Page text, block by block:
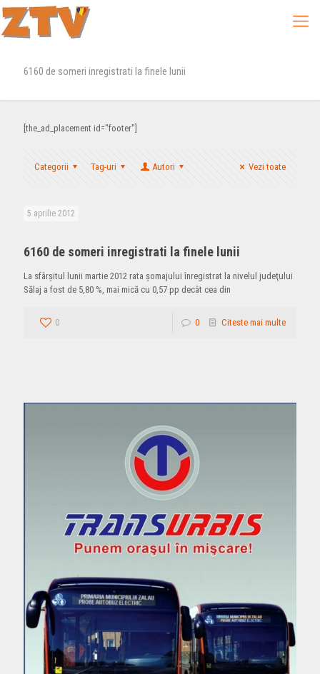
6160 de someri inregistrati la finele lunii
[the_ad_placement id="footer"]
Categorii Tag-uri Autori Vezi toate
5 aprilie 2012
6160 de someri inregistrati la finele lunii
La sfârşitul lunii martie 2012 rata şomajului înregistrat la nivelul judeţului
Sălaj a fost de 5,80 %, mai mică cu 0,57 pp decât cea din
0 0 Citeste mai multe